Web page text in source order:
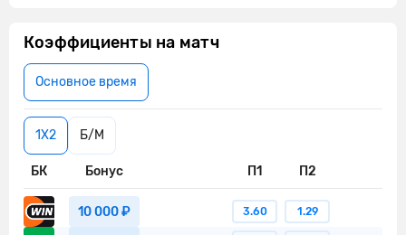
Коэффициенты на матч
Основное время
1X2 Б/М
БК Бонус П1 П2
10 000 ₽ 3.60 1.29